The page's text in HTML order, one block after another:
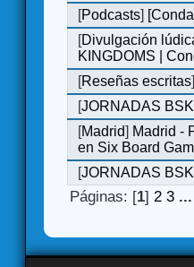
[Podcasts]
[Divulgación
KINGDOMS |
[Reseñas escritas
[JORNADAS BSK
[Madrid] Madrid -
en Six Board
[JORNADAS BSK
Páginas: [1]2 3